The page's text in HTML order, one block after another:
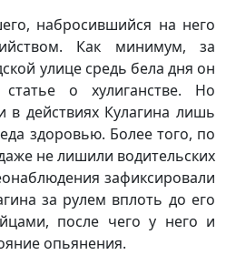
набросившийся на него
Как минимум, за
улице средь бела дня он
о хулиганстве. Но
в действиях Кулагина лишь
здоровью. Более того, по
не лишили водительских
зафиксировали
за рулем вплоть до его
после чего у него и
опьянения.